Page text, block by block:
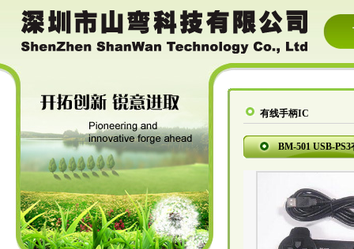
有线手柄IC
BM-501 USB-